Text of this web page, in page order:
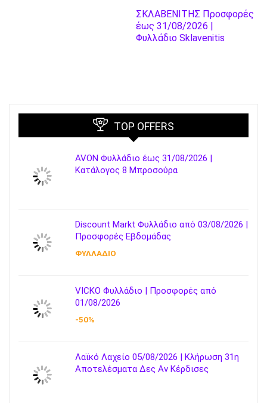
ΣΚΛΑΒΕΝΙΤΗΣ Προσφορές
έως 31/08/2026 |
Φυλλάδιο Sklavenitis
TOP OFFERS
AVON Φυλλάδιο έως 31/08/2026 |
Κατάλογος 8 Μπροσούρα
Discount Markt Φυλλάδιο από 03/08/2026 |
Προσφορές Εβδομάδας
ΦΥΛΛΑΔΙΟ
VICKO Φυλλάδιο | Προσφορές από
01/08/2026
-50%
Λαϊκό Λαχείο 05/08/2026 | Κλήρωση 31η
Αποτελέσματα Δες Αν Κέρδισες